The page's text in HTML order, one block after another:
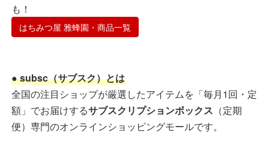
も！
はちみつ屋 雅蜂園・商品一覧
● subsc（サブスク）とは
全国の注目ショップが厳選したアイテムを「毎月1回・定
額」でお届けするサブスクリプションボックス （定期
便）専門のオンラインショッピングモールです。